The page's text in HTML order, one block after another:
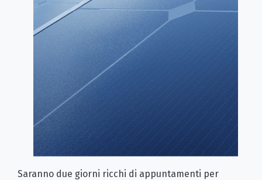
Saranno due giorni ricchi di appuntamenti per